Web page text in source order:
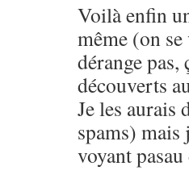
Voilà enfin
même (on
dérange pas,
découverts
Je les aurais
spams) mais
voyant